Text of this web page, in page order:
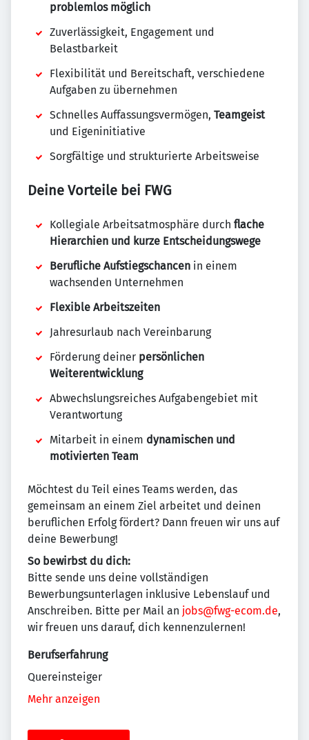
problemlos möglich
Zuverlässigkeit, Engagement und
Belastbarkeit
Flexibilität und Bereitschaft, verschiedene
Aufgaben zu übernehmen
Schnelles Auffassungsvermögen, Teamgeist
und Eigeninitiative
Sorgfältige und strukturierte Arbeitsweise
Deine Vorteile bei FWG
Kollegiale Arbeitsatmosphäre durch flache
Hierarchien und kurze Entscheidungswege
Berufliche Aufstiegschancen in einem
wachsenden Unternehmen
Flexible Arbeitszeiten
Jahresurlaub nach Vereinbarung
Förderung deiner persönlichen
Weiterentwicklung
Abwechslungsreiches Aufgabengebiet mit
Verantwortung
Mitarbeit in einem dynamischen und
motivierten Team
Möchtest du Teil eines Teams werden, das
gemeinsam an einem Ziel arbeitet und deinen
beruflichen Erfolg fördert? Dann freuen wir uns auf
deine Bewerbung!
So bewirbst du dich:
Bitte sende uns deine vollständigen
Bewerbungsunterlagen inklusive Lebenslauf und
Anschreiben. Bitte per Mail an jobs@fwg-ecom.de,
wir freuen uns darauf, dich kennenzulernen!
Berufserfahrung
Quereinsteiger
Mehr anzeigen